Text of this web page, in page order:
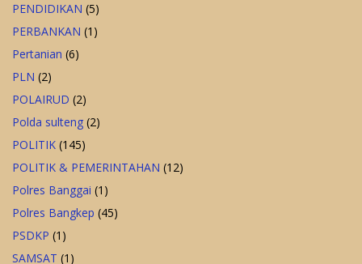
PENDIDIKAN (5)
PERBANKAN (1)
Pertanian (6)
PLN (2)
POLAIRUD (2)
Polda sulteng (2)
POLITIK (145)
POLITIK & PEMERINTAHAN (12)
Polres Banggai (1)
Polres Bangkep (45)
PSDKP (1)
SAMSAT (1)